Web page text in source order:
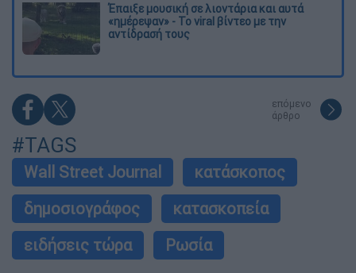
Έπαιξε μουσική σε λιοντάρια και αυτά
«ημέρεψαν» - Το viral βίντεο με την
αντίδρασή τους
επόμενο
άρθρο
#TAGS
Wall Street Journal
κατάσκοπος
δημοσιογράφος
κατασκοπεία
ειδήσεις τώρα
Ρωσία